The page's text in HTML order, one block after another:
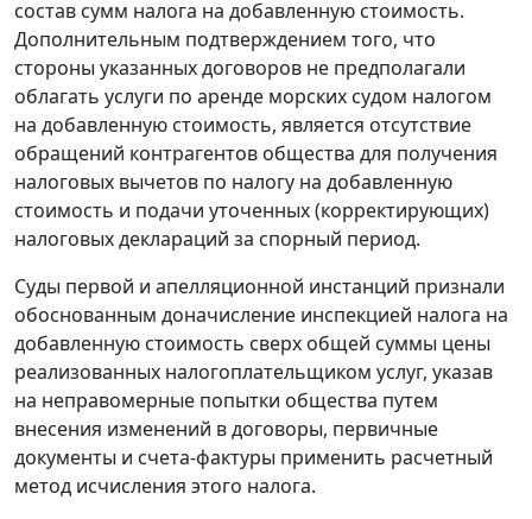
состав сумм налога на добавленную стоимость.
Дополнительным подтверждением того, что
стороны указанных договоров не предполагали
облагать услуги по аренде морских судом налогом
на добавленную стоимость, является отсутствие
обращений контрагентов общества для получения
налоговых вычетов по налогу на добавленную
стоимость и подачи уточенных (корректирующих)
налоговых деклараций за спорный период.
Суды первой и апелляционной инстанций признали
обоснованным доначисление инспекцией налога на
добавленную стоимость сверх общей суммы цены
реализованных налогоплательщиком услуг, указав
на неправомерные попытки общества путем
внесения изменений в договоры, первичные
документы и счета-фактуры применить расчетный
метод исчисления этого налога.